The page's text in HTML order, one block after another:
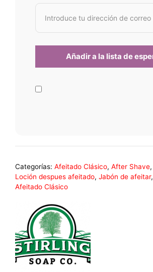
Categorías: Afeitado Clásico, After Shave,
Loción despues afeitado, Jabón de afeitar,
Afeitado Clásico